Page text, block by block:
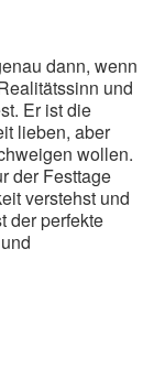
dann, wenn
und
Er ist die
lieben, aber
wollen.
der Festtage
verstehst und
der perfekte